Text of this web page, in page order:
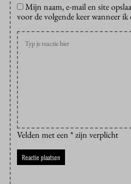
Mijn naam, e-mail en site
voor de volgende keer wanneer ik
Velden met een * zijn verplicht